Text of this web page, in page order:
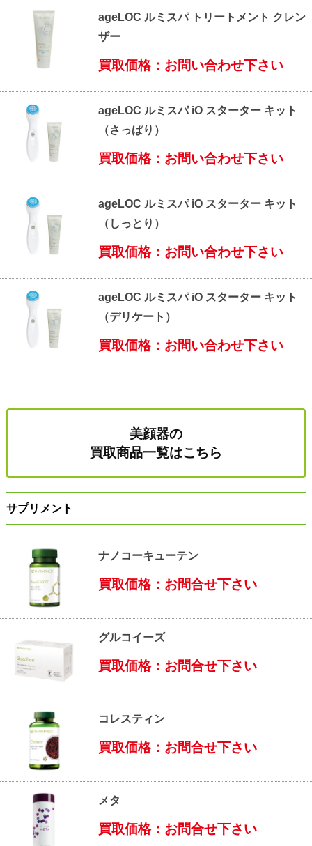
ageLOC ルミスパ トリートメント クレン
ザー
買取価格：お問い合わせ下さい
ageLOC ルミスパ iO スターター キット
（さっぱり）
買取価格：お問い合わせ下さい
ageLOC ルミスパ iO スターター キット
（しっとり）
買取価格：お問い合わせ下さい
ageLOC ルミスパ iO スターター キット
（デリケート）
買取価格：お問い合わせ下さい
美顔器の
買取商品一覧はこちら
サプリメント
ナノコーキューテン
買取価格：お問合せ下さい
グルコイーズ
買取価格：お問合せ下さい
コレスティン
買取価格：お問合せ下さい
メタ
買取価格：お問合せ下さい